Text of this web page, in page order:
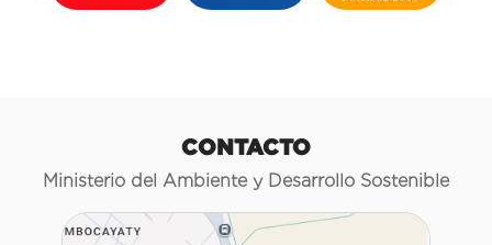
CONTACTO
Ministerio del Ambiente y Desarrollo Sostenible